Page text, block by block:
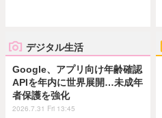
デジタル生活
Google、アプリ向け年齢確認
APIを年内に世界展開…未成年
者保護を強化
2026.7.31 Fri 13:45